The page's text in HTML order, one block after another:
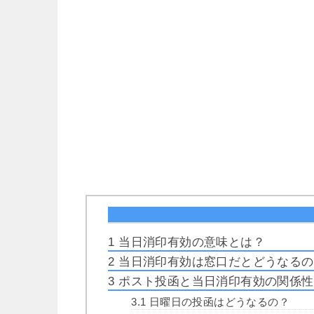
1 当日消印有効の意味とは？
2 当日消印有効は窓口だとどうなるの
3 ポスト投函と当日消印有効の関係性
3.1 日曜日の投函はどうなるの？